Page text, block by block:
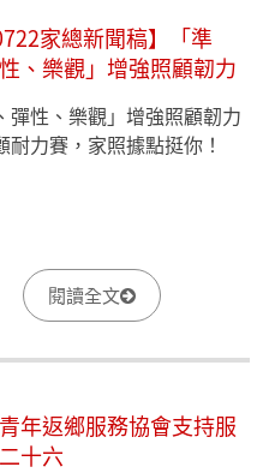
家總新聞稿】「準
、樂觀」增強照顧韌力
彈性、樂觀」增強照顧韌力
耐力賽，家照據點挺你！
閱讀全文
年返鄉服務協會支持服
十六